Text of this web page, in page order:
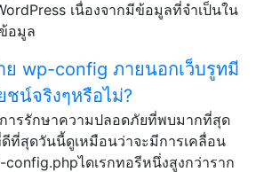
เนื่องจากมีข้อมูลที่จำเป็นใน
อมูล
ย wp-config ภายนอกเว็บรูทมี
ชน์จริงๆหรือไม่?
ารรักษาความปลอดภัยที่พบมากที่สุด
ที่สุดวันนี้ดูเหมือนว่าจะมีการเคลื่อน
config.phpไดเรกทอรีหนึ่งสูงกว่าราก